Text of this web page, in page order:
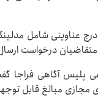
عناوینی شامل
پلیس آگاهی فراجا
مجازی مبالغ قابل